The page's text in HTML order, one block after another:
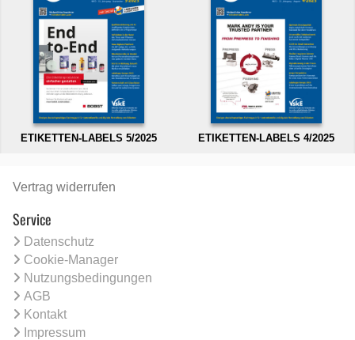
ETIKETTEN-LABELS 5/2025 ETIKETTEN-LABELS 4/2025
Vertrag widerrufen
Service
Datenschutz
Cookie-Manager
Nutzungsbedingungen
AGB
Kontakt
Impressum